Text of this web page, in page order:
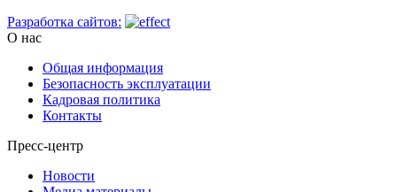
Разработка сайтов:
О нас
Общая информация
Безопасность эксплуатации
Кадровая политика
Контакты
Пресс-центр
Новости